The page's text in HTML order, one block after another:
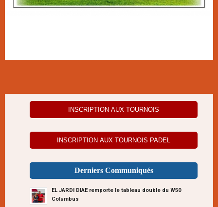
INSCRIPTION AUX TOURNOIS
INSCRIPTION AUX TOURNOIS PADEL
Derniers Communiqués
EL JARDI DIAE remporte le tableau double du W50
Columbus